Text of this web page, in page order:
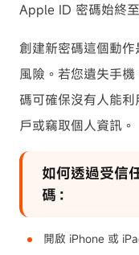
Apple ID 密碼始終
創建新密碼這個動
風險。若您遺失手
碼可確保沒有人能
戶或竊取個人資訊。
如何透過受信
碼：
開啟 iPhone 或